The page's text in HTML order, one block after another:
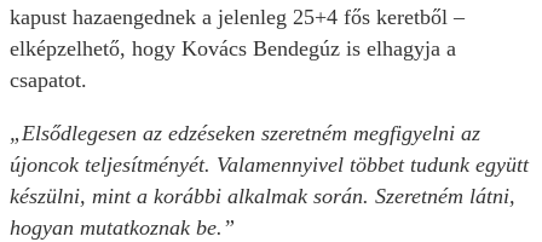
kapust hazaengednek a jelenleg 25+4 fős keretből –
elképzelhető, hogy Kovács Bendegúz is elhagyja a
csapatot.
„Elsődlegesen az edzéseken szeretném megfigyelni az
újoncok teljesítményét. Valamennyivel többet tudunk együtt
készülni, mint a korábbi alkalmak során. Szeretném látni,
hogyan mutatkoznak be.”